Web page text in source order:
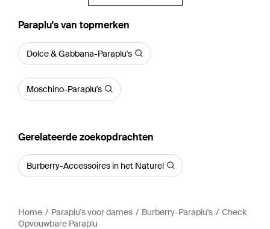
‪Paraplu's‬ van topmerken
Dolce & Gabbana-Paraplu's
Moschino-Paraplu's
Gerelateerde zoekopdrachten
Burberry-Accessoires in het Naturel
Home Paraplu's voor dames Burberry-Paraplu's
Check
Opvouwbare Paraplu